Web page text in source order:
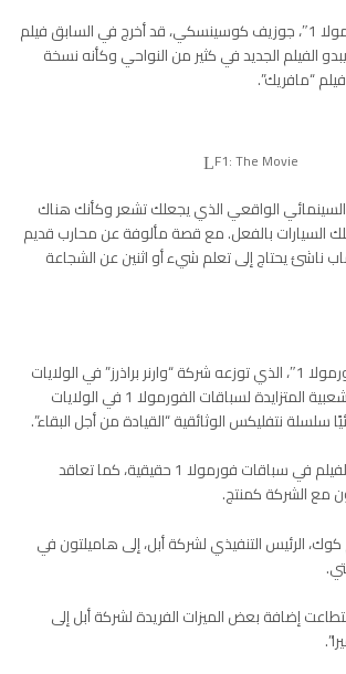
وكان مخرج فيلم “فورمولا 1″، جوزيف كوسينسكي، قد أخرج في السابق فيلم
الفيلم الجديد في كثير من النواحي وكأنه نسخة
“مافريك”.
F1: The Movie
الواقعي الذي يجعلك تشعر وكأنك هناك
السيارات بالفعل. مع قصة مألوفة عن محارب قديم
ناشئ يحتاج إلى تعلم شيء أو اثنين عن الشجاعة
من المرجح أن فيلم “فورمولا 1″، الذي توزعه شركة “وارنر براذرز” في الولايات
المتحدة، استفاد من الشعبية المتزايدة لسباقات الفورمولا 1 في الولايات
سلسلة نتفليكس الوثائقية “القيادة من أجل البقاء”.
وتم صُور جزء كبير من الفيلم في سباقات فورمولا 1 حقيقية، كما تعاقد
مع الشركة كمنتج.
كوك، الرئيس التنفيذي لشركة أبل، إلى هاميلتون في
إضافة بعض الميزات الفريدة لشركة أبل إلى